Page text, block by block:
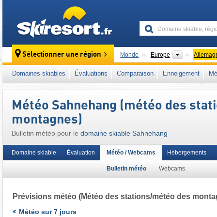
Sélectionner une région Monde Europe Continents
Ce domaine skiable se situe aussi dans :
Süderbergland
Massif schisteux rhénan
Domaines skiables Évaluations Comparaison Enneigement
Météo Sahnehang (météo des
montagnes)
Bulletin météo pour le domaine skiable Sahnehang
Domaine skiable Évaluation Météo / Webcams
Bulletin météo Webcams
Hébergements
Prévisions météo (Météo des stations/météo des
Météo sur 7 jours